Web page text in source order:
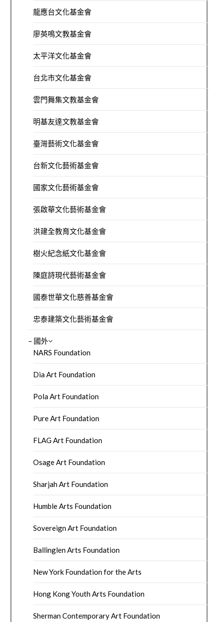
龍應台文化基金會
廖英鳴文教基金會
太平洋文化基金會
台北市文化基金會
雲門舞集文教基金會
明基友達文教基金會
臺灣藝術文化基金會
台新文化藝術基金會
國家文化藝術基金會
張啟華文化藝術基金會
洪建全教育文化基金會
樹火紀念紙文化基金會
陳庭詩現代藝術基金會
國泰世華文化慈善基金會
忠泰建築文化藝術基金會
– 國外
NARS Foundation
Dia Art Foundation
Pola Art Foundation
Pure Art Foundation
FLAG Art Foundation
Osage Art Foundation
Sharjah Art Foundation
Humble Arts Foundation
Sovereign Art Foundation
Ballinglen Arts Foundation
New York Foundation for the Arts
Hong Kong Youth Arts Foundation
Sherman Contemporary Art Foundation